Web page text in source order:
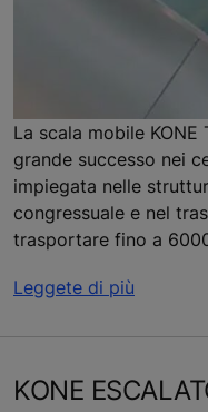
La scala mobile
grande successo nei
impiegata nelle
congressuale e nel
trasportare fino a
Leggete di più
KONE